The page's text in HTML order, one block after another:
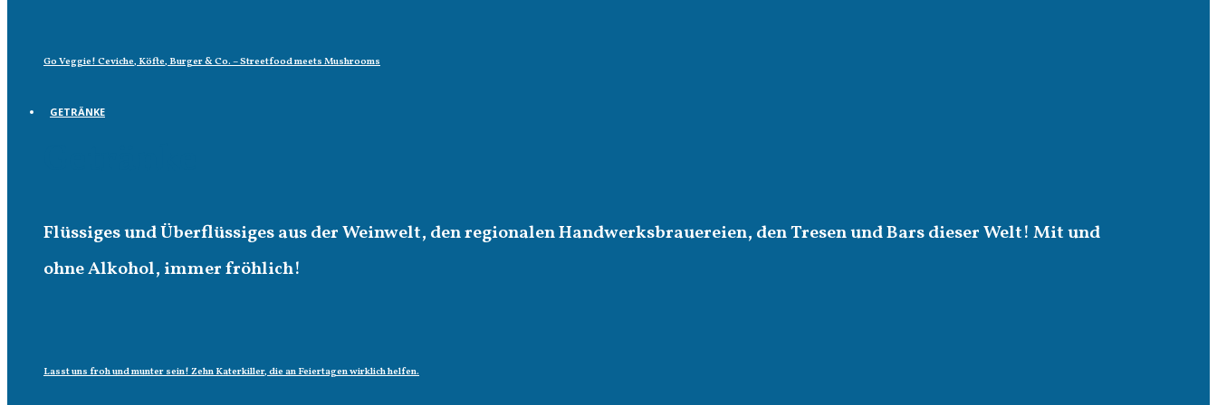
Go Veggie! Ceviche, Köfte, Burger & Co. – Streetfood meets Mushrooms
GETRÄNKE
Flüssiges und Überflüssiges aus der Weinwelt, den regionalen Handwerksbrauereien, den Tresen und Bars dieser Welt! Mit und
ohne Alkohol, immer fröhlich!
Lasst uns froh und munter sein! Zehn Katerkiller, die an Feiertagen wirklich helfen.